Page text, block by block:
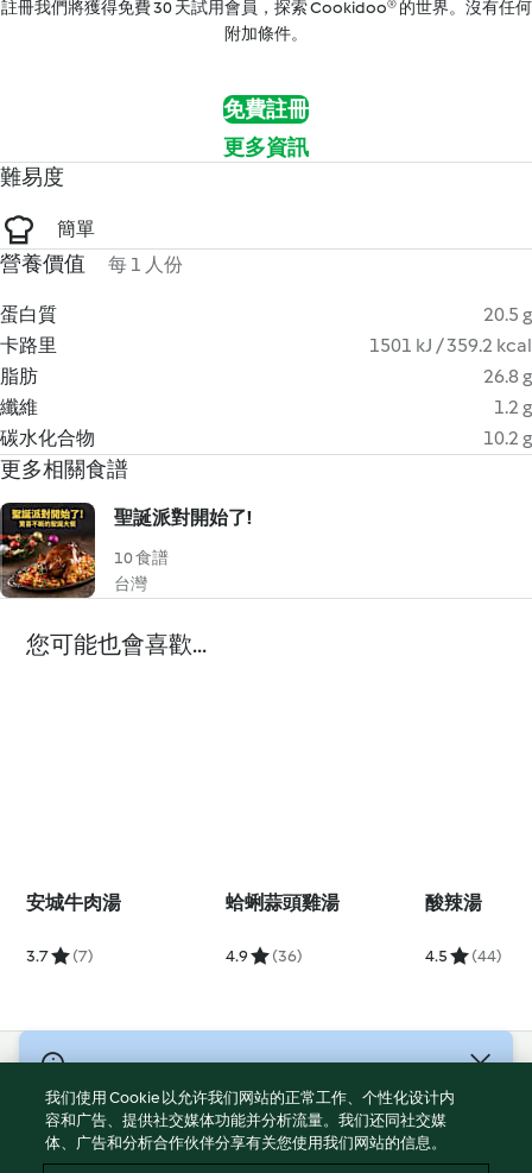
註冊我們將獲得免費 30 天試用會員，探索 Cookidoo® 的世界。沒有任何
附加條件。
免費註冊
更多資訊
難易度
簡單
營養價值 每 1 人份
蛋白質
20.5 g
卡路里
1501 kJ / 359.2 kcal
脂肪
26.8 g
纖維
1.2 g
碳水化合物
10.2 g
更多相關食譜
聖誕派對開始了!
10 食譜
台灣
您可能也會喜歡...
安城牛肉湯
3.7 (7)
蛤蜊蒜頭雞湯
4.9 (36)
酸辣湯
4.5 (44)
服務條款
隱私權政策
我们使用 Cookie 以允许我们网站的正常工作、个性化设计内
容和广告、提供社交媒体功能并分析流量。我们还同社交媒
体、广告和分析合作伙伴分享有关您使用我们网站的信息。